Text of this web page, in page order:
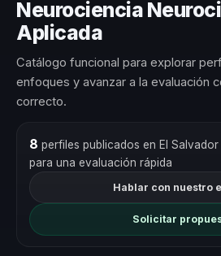
Neurociencia
Aplicada
Catálogo funcional para explorar
enfoques y avanzar a la evaluación
correcto.
8 perfiles publicados en El Salvador
para una evaluación rápida
Hablar con nuestro
Solicitar